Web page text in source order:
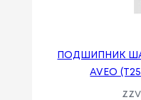
ПОДШИПНИК
AVEO